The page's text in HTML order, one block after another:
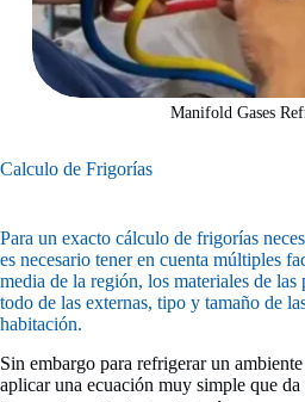
Manifold Gases
Calculo de Frigorías
Para un exacto cálculo de frigorías
es necesario tener en cuenta múltiples
media de la región, los materiales de las
todo de las externas, tipo y tamaño de
habitación.
Sin embargo para refrigerar un
aplicar una ecuación muy simple que